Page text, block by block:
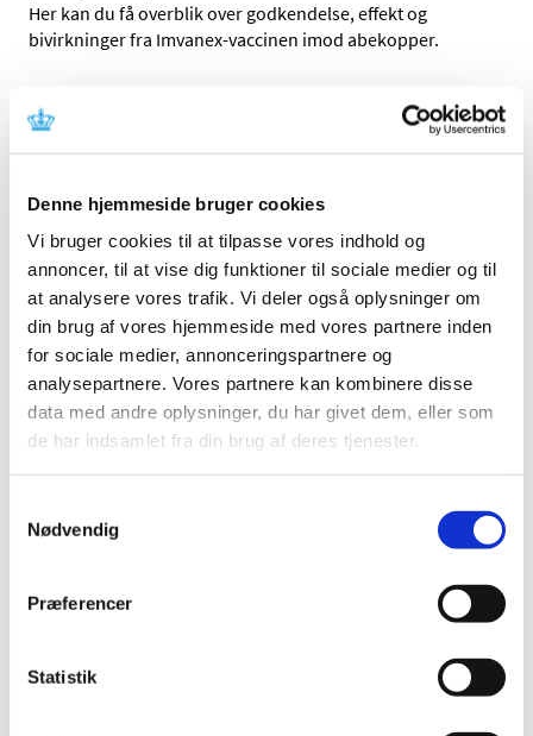
Denne hjemmeside bruger cookies
Vi bruger cookies til at tilpasse vores indhold og
annoncer, til at vise dig funktioner til sociale medier og til
at analysere vores trafik. Vi deler også oplysninger om
din brug af vores hjemmeside med vores partnere inden
for sociale medier, annonceringspartnere og
analysepartnere. Vores partnere kan kombinere disse
data med andre oplysninger, du har givet dem, eller som
de har indsamlet fra din brug af deres tjenester.
Nødvendig
Præferencer
Statistik
Her kan du få overblik over godkendelse, effekt og
bivirkninger fra Imvanex-vaccinen imod abekopper.
Bevilling til at drive Jyderup Apotek
|12. august 2022
Alle (2506)
TID
2026 (84)
2025 (158)
2024 (224)
2023 (195)
2022 (197)
november (19)
september (13)
juli (5)